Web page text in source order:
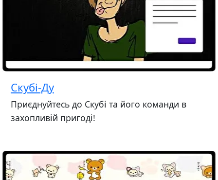
Скубі-Ду
Приєднуйтесь до Скубі та його команди в
захопливій пригоді!